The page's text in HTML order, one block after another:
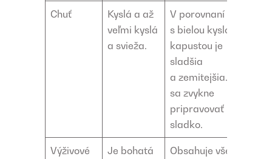
Chuť
Kyslá a až
veľmi kyslá
a svieža.
V porovnaní
s bielou kyslou
kapustou je
sladšia
a zemitejšia. Tiež
sa zvykne
pripravovať na
sladko.
Výživové
Je bohatá
Obsahuje všetky